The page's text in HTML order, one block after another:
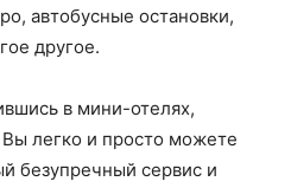
автобусные остановки,
другое.
в мини-отелях,
легко и просто можете
безупречный сервис и